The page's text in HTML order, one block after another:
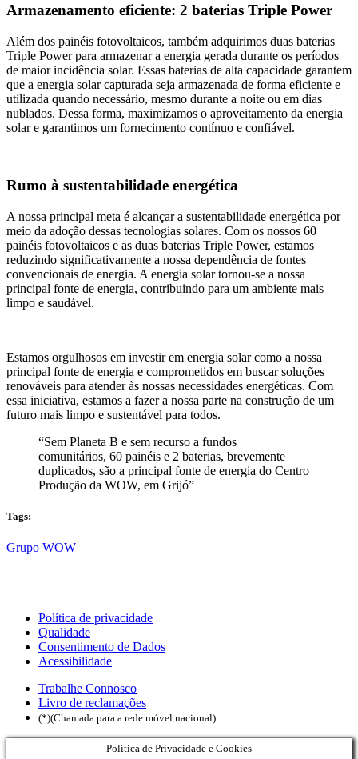
Armazenamento eficiente: 2 baterias Triple Power
Além dos painéis fotovoltaicos, também adquirimos duas baterias
Triple Power para armazenar a energia gerada durante os períodos
de maior incidência solar. Essas baterias de alta capacidade garantem
que a energia solar capturada seja armazenada de forma eficiente e
utilizada quando necessário, mesmo durante a noite ou em dias
nublados. Dessa forma, maximizamos o aproveitamento da energia
solar e garantimos um fornecimento contínuo e confiável.
Rumo à sustentabilidade energética
A nossa principal meta é alcançar a sustentabilidade energética por
meio da adoção dessas tecnologias solares. Com os nossos 60
painéis fotovoltaicos e as duas baterias Triple Power, estamos
reduzindo significativamente a nossa dependência de fontes
convencionais de energia. A energia solar tornou-se a nossa
principal fonte de energia, contribuindo para um ambiente mais
limpo e saudável.
Estamos orgulhosos em investir em energia solar como a nossa
principal fonte de energia e comprometidos em buscar soluções
renováveis para atender às nossas necessidades energéticas. Com
essa iniciativa, estamos a fazer a nossa parte na construção de um
futuro mais limpo e sustentável para todos.
“Sem Planeta B e sem recurso a fundos
comunitários, 60 painéis e 2 baterias, brevemente
duplicados, são a principal fonte de energia do Centro
Produção da WOW, em Grijó”
Tags:
Grupo WOW
Política de privacidade
Qualidade
Consentimento de Dados
Acessibilidade
Trabalhe Connosco
Livro de reclamações
(*)(Chamada para a rede móvel nacional)
Política de Privacidade e Cookies